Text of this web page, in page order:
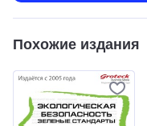
Похожие издания